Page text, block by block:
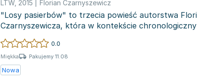
LTW, 2015 Florian Czarnyszewicz
"Losy pasierbów" to trzecia powieść autorstwa
Czarnyszewicza, która w kontekście
zamyka niezwykł...
0.0
Miękka Pakujemy 11.08
Nowa